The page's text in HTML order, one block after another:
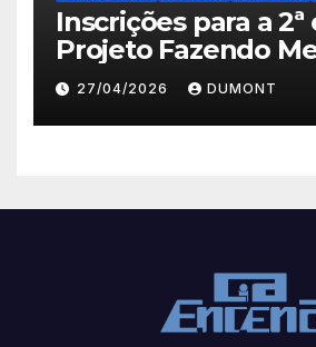
Inscrições para a
Projeto Fazendo
Primeiro Filme em
Iguaçu
27/04/2026 DUMONT